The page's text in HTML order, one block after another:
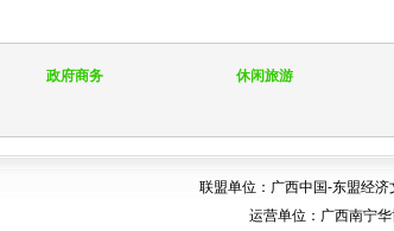
政府商务 休闲旅游
联盟单位：广西中国-东盟经
运营单位：广西南宁